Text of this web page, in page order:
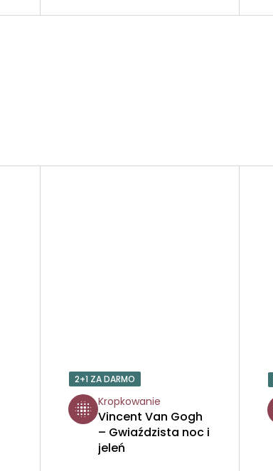
2+1 ZA DARMO
Kropkowanie
Vincent Van Gogh
– Gwiaździsta noc i
jeleń